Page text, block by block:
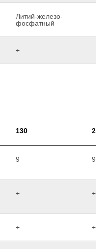
Литий-железо-
фосфатный
+
130 200
9 9
+ +
+ +